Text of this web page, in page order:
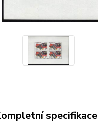
specifikace